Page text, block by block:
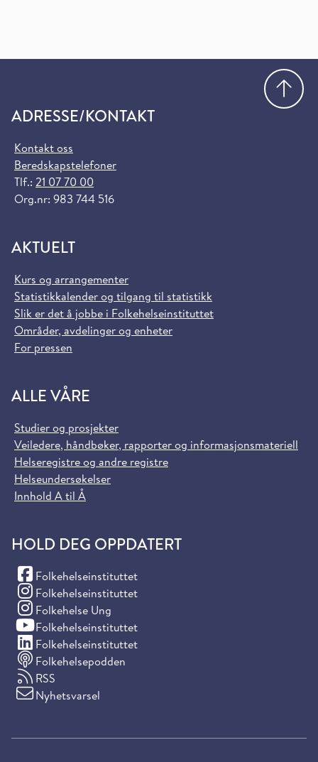
ADRESSE/KONTAKT
Kontakt oss
Beredskapstelefoner
Tlf.: 21 07 70 00
Org.nr: 983 744 516
AKTUELT
Kurs og arrangementer
Statistikkalender og tilgang til statistikk
Slik er det å jobbe i Folkehelseinstituttet
Områder, avdelinger og enheter
For pressen
ALLE VÅRE
Studier og prosjekter
Veiledere, håndbøker, rapporter og informasjonsmateriell
Helseregistre og andre registre
Helseundersøkelser
Innhold A til Å
HOLD DEG OPPDATERT
Folkehelseinstituttet
(Facebook)
Folkehelseinstituttet
(Instagram)
Folkehelse Ung
(Instagram)
Folkehelseinstituttet
(YouTube)
Folkehelseinstituttet
(LinkedIn)
Folkehelsepodden
RSS
Nyhetsvarsel